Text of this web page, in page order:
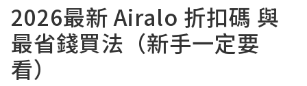
2026最新 Airalo 折扣碼 與
最省錢買法（新手一定要
看）